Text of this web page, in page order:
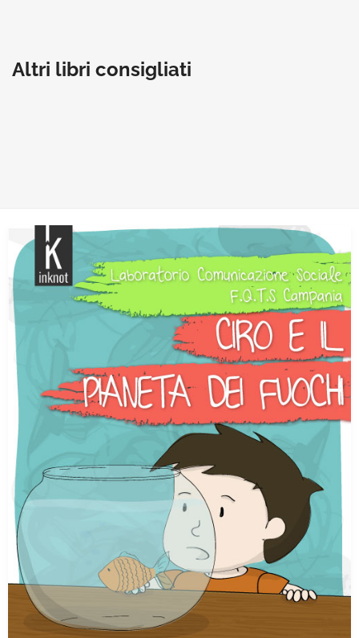
Altri libri consigliati